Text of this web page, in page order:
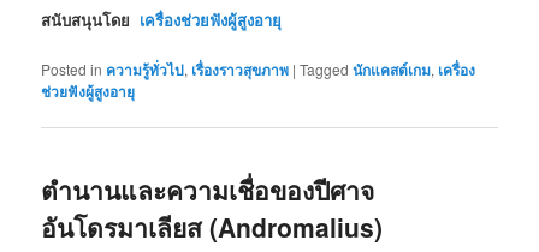
สนับสนุนโดย เครื่องช่วยฟังผู้สูงอายุ
Posted in ความรู้ทั่วไป, เรื่องราวสุขภาพ |Tagged นักแคสต์เกม, เครื่อง
ช่วยฟังผู้สูงอายุ
ตำนานและความเชื่อของปีศาจ
อันโดรมาเลียส (Andromalius)